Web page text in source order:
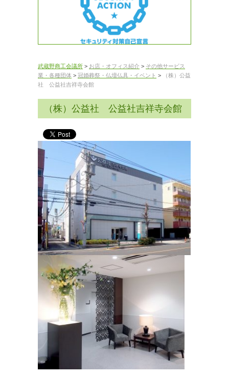
武蔵野商工会議所 > お店・オフィス紹介 > その他サービス
業・各種団体 > 冠婚葬祭・仏壇仏具・イベント >
（株）公益
社 公益社吉祥寺会館
（株）公益社 公益社吉祥寺会館